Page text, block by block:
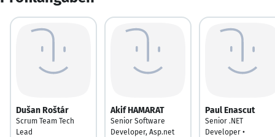
Dušan Roštár
Scrum Team Tech
Lead
Akif HAMARAT
Senior Software
Developer, Asp.net
Paul Enascut
Senior .NET
Developer •